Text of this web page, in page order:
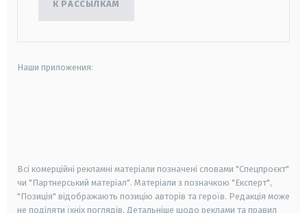
К РАССЫЛКАМ
Наши приложения:
Всі комерційні рекламні матеріали позначені словами "Спецпроєкт"
чи "Партнерський матеріал". Матеріали з позначкою "Експерт",
"Позиція" відображають позицію авторів та героїв. Редакція може
не поділяти їхніх поглядів. Детальніше щодо реклами та правил